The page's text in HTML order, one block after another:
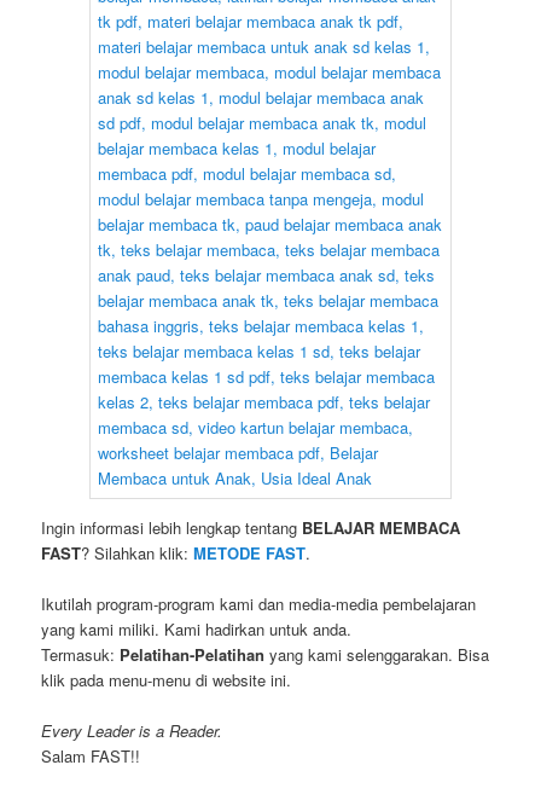
Ingin informasi lebih lengkap tentang BELAJAR MEMBACA
FAST? Silahkan klik:METODE FAST.
Ikutilah program-program kami dan media-media pembelajaran
yang kami miliki. Kami hadirkan untuk anda.
Termasuk: Pelatihan-Pelatihan yang kami selenggarakan. Bisa
klik pada menu-menu di website ini.
Every Leader is a Reader.
Salam FAST!!